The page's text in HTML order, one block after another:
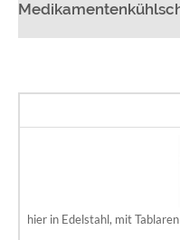
hier in Edelstahl, mit